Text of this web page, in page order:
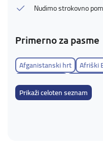
Nudimo strokovno
Primerno za pasme
Afganistanski hrt Afriški
Ameriška akita
Ameriški
Prikaži celoten seznam